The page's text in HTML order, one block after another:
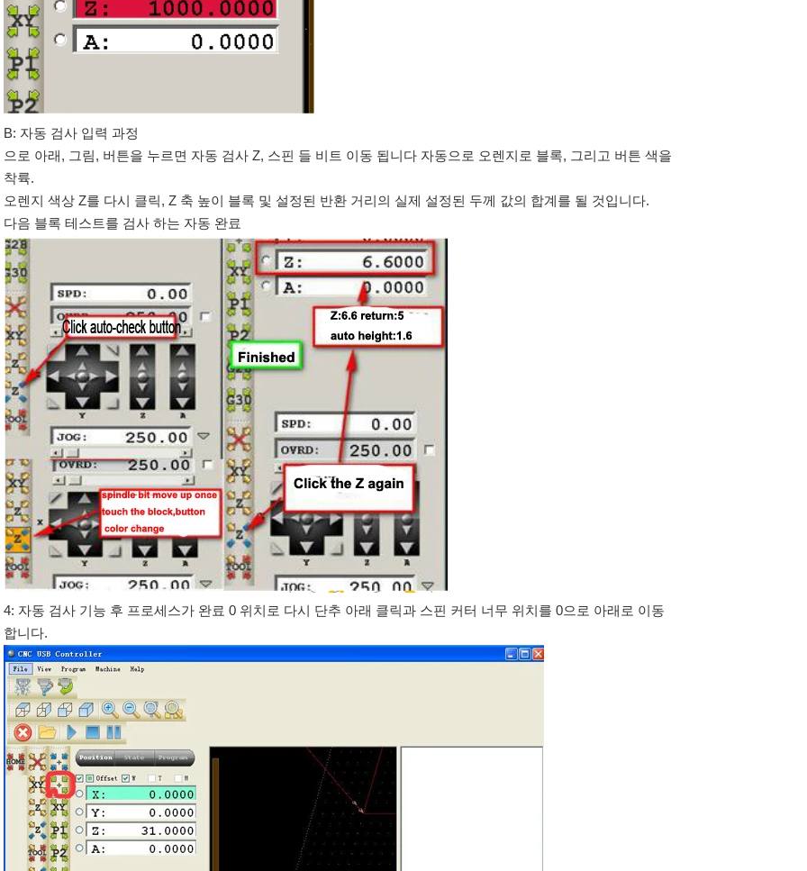
B: 자동 검사 입력 과정
으로 아래, 그림, 버튼을 누르면 자동 검사 Z, 스핀 들 비트 이동 됩니다 자동으로 오렌지로 블록, 그리고 버튼 색을
착륙.
오렌지 색상 Z를 다시 클릭, Z 축 높이 블록 및 설정된 반환 거리의 실제 설정된 두께 값의 합계를 될 것입니다.
다음 블록 테스트를 검사 하는 자동 완료
4: 자동 검사 기능 후 프로세스가 완료 0 위치로 다시 단추 아래 클릭과 스핀 커터 너무 위치를 0으로 아래로 이동
합니다.